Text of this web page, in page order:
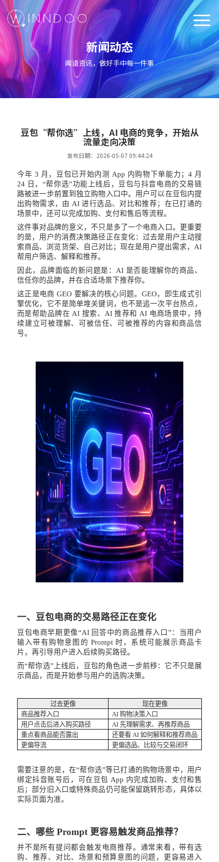
+
新闻动态
闻道资讯，做好手中每一件事
豆包“帮你选”上线，AI 电商的竞争，开始从
流量走向决策
发布日期：2026-05-07 09:44:24
今年 3 月，豆包已开始内测 App 内购物下单能力；4 月
24 日，“帮你选”功能上线后，豆包与抖音电商的交易链
路被进一步前置到独立购物入口中。用户可以在豆包内提
出购物需求，由 AI 进行选品、对比和推荐；在已打通的
场景中，还可以完成加购、支付和售后等流程。
这件事对品牌的意义，不只是多了一个电商入口。更重要
的是，用户的消费决策路径正在变化：过去是用户主动搜
索商品、浏览货架、自己对比；现在是用户提出需求， AI
帮用户筛选、解释和推荐。
因此，品牌面临的新问题是： AI 是否能理解你的商品、
信任你的品牌，并在合适场景下推荐你。
这正是电商 GEO 要解决的核心问题。GEO，即生成式引
擎优化，它不是简单堆关键词，也不是追一次平台热点，
而是帮助品牌在 AI 搜索、AI 推荐和 AI 电商场景中，持
续建立可被理解、可被信任、可被推荐的内容和商品信
号。
一、豆包电商的交易路径正在变化
豆包电商早期更像“AI 回答中的商品推荐入口”：当用户
输入带有购物意图的 Prompt 时，系统可能展示商品卡
片，再引导用户进入后续购买路径。
而“帮你选”上线后，豆包的角色进一步前移：它不只是展
示商品，而是开始参与用户的选购决策。
过去更像
现在更像
商品推荐入口
AI 购物决策入口
用户点击后进入购买路径
AI 先理解需求、再推荐商品
重点看商品能否露出
还要看 AI 如何解释和推荐商品
更偏导流
更偏选品、比较与交易闭环
需要注意的是，在“帮你选”等已打通的购物场景中，用户
绑定抖音账号后，可在豆包 App 内完成加购、支付和售
后；部分旧入口或特殊商品仍可能保留跳转形态，具体以
实际页面为准。
二、哪些 Prompt 更容易触发商品推荐？
并不是所有提问都会触发电商推荐。通常来看，带有选
购、推荐、对比、场景和预算意图的问题，更容易进入